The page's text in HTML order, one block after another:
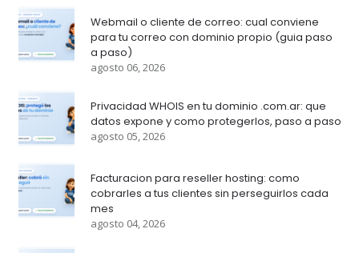
Webmail o cliente de correo: cual conviene
para tu correo con dominio propio (guia paso
a paso)
agosto 06, 2026
Privacidad WHOIS en tu dominio .com.ar: que
datos expone y como protegerlos, paso a paso
agosto 05, 2026
Facturacion para reseller hosting: como
cobrarles a tus clientes sin perseguirlos cada
mes
agosto 04, 2026